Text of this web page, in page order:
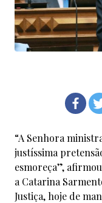
“A Senhora
justíssima
esmoreça”,
a Catarina
Justiça, hoje de